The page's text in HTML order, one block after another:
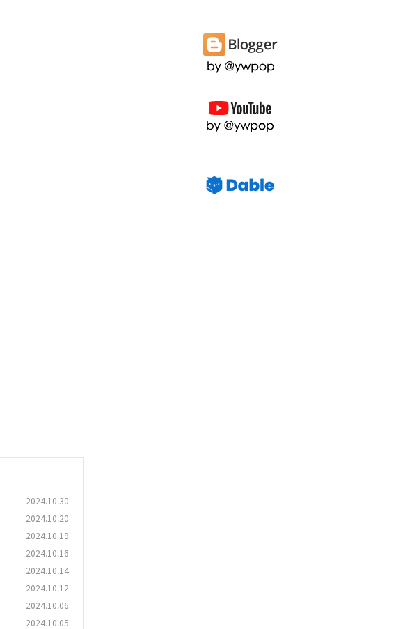
2024.10.30
2024.10.20
2024.10.19
2024.10.16
2024.10.14
2024.10.12
2024.10.06
2024.10.05